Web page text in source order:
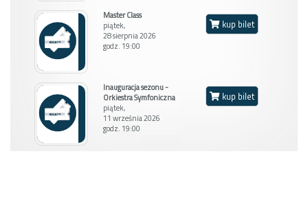
Master Class
piątek,
28 sierpnia 2026
godz. 19:00
kup bilet
Inauguracja sezonu -
Orkiestra Symfoniczna
piątek,
11 września 2026
godz. 19:00
kup bilet